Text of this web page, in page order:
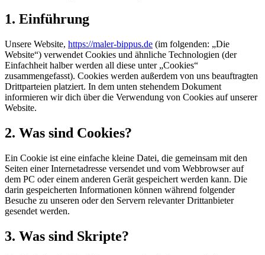
1. Einführung
Unsere Website, https://maler-bippus.de (im folgenden: „Die
Website“) verwendet Cookies und ähnliche Technologien (der
Einfachheit halber werden all diese unter „Cookies“
zusammengefasst). Cookies werden außerdem von uns beauftragten
Drittparteien platziert. In dem unten stehendem Dokument
informieren wir dich über die Verwendung von Cookies auf unserer
Website.
2. Was sind Cookies?
Ein Cookie ist eine einfache kleine Datei, die gemeinsam mit den
Seiten einer Internetadresse versendet und vom Webbrowser auf
dem PC oder einem anderen Gerät gespeichert werden kann. Die
darin gespeicherten Informationen können während folgender
Besuche zu unseren oder den Servern relevanter Drittanbieter
gesendet werden.
3. Was sind Skripte?